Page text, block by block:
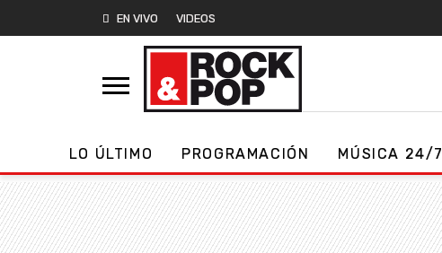
EN VIVO VIDEOS
LO ÚLTIMO PROGRAMACIÓN MÚSICA 24/7